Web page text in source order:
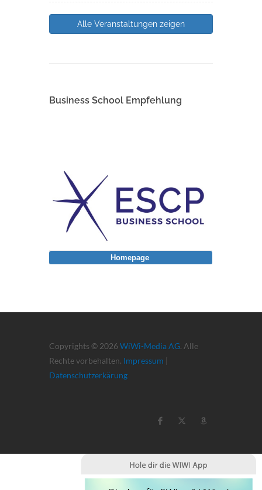
Alle Veranstaltungen zeigen
Business School Empfehlung
Copyrights © 2026 WiWi-Media AG. Alle
Rechte vorbehalten. Impressum |
Datenschutzerkärung
Homepage